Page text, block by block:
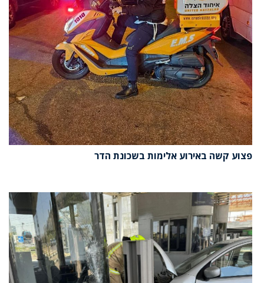
פצוע קשה באירוע אלימות בשכונת הדר